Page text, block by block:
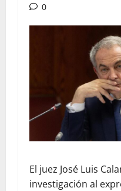
0
El juez José Luis
investigación al